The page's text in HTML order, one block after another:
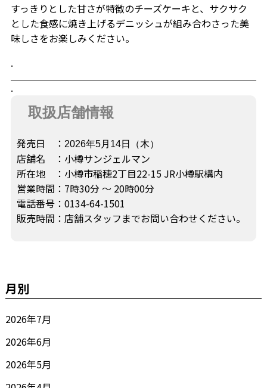
すっきりとした甘さが特徴のチーズケーキと、サクサク
とした食感に焼き上げるデニッシュが組み合わさった美
味しさをお楽しみください。
.
.
取扱店舗情報
発売日 ： 2026年5月14日（木）
店舗名 ：小樽サンジェルマン
所在地 ：小樽市稲穂2丁目22-15 JR小樽駅構内
営業時間：7時30分 〜 20時00分
電話番号：0134-64-1501
販売時間：店舗スタッフまでお問い合わせください。
月別
2026年7月
2026年6月
2026年5月